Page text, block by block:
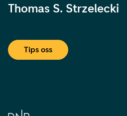
Thomas S. Strzelecki
Tips oss